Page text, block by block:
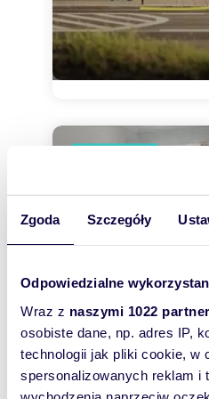
Zgoda Szczegóły
Odpowiedzialne
Wraz z naszymi 1022
osobiste dane, np. adres IP,
technologii jak pliki cookie, w
spersonalizowanych reklam i